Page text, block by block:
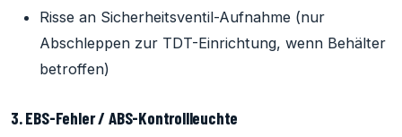
Risse an Sicherheitsventil-Aufnahme (nur
Abschleppen zur TDT-Einrichtung, wenn Behälter
betroffen)
3. EBS-Fehler / ABS-Kontrollleuchte